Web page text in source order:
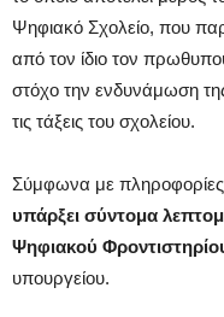
Ψηφιακό Σχολείο, που
από τον ίδιο τον
στόχο την ενδυνάμωση της
τις τάξεις του σχολείου.
Σύμφωνα με
υπάρξει σύντομα
Ψηφιακού
υπουργείου.